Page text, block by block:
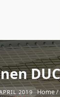
2019 Home/